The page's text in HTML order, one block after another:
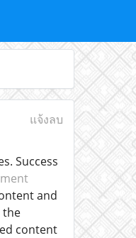
แจ้งลบ
Success
and
the
content